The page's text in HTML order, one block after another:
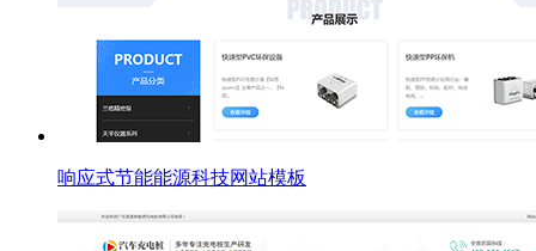
响应式节能能源科技网站模板